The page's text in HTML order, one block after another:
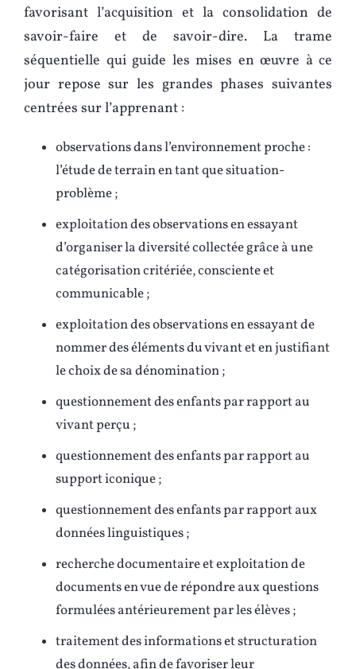
favorisant l’acquisition et la consolidation de
savoir-faire et de savoir-dire. La trame
séquentielle qui guide les mises en œuvre à ce
jour repose sur les grandes phases suivantes
centrées sur l’apprenant :
observations dans l’environnement proche :
l’étude de terrain en tant que situation-
problème ;
exploitation des observations en essayant
d’organiser la diversité collectée grâce à une
catégorisation critériée, consciente et
communicable ;
exploitation des observations en essayant de
nommer des éléments du vivant et en justifiant
le choix de sa dénomination ;
questionnement des enfants par rapport au
vivant perçu ;
questionnement des enfants par rapport au
support iconique ;
questionnement des enfants par rapport aux
données linguistiques ;
recherche documentaire et exploitation de
documents en vue de répondre aux questions
formulées antérieurement par les élèves ;
traitement des informations et structuration